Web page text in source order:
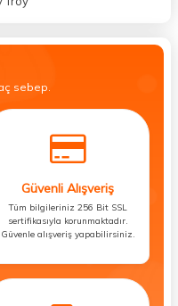
sebep.
Güvenli Alışveriş
Tüm bilgileriniz 256 Bit SSL
sertifikasıyla korunmaktadır.
Güvenle alışveriş yapabilirsiniz.